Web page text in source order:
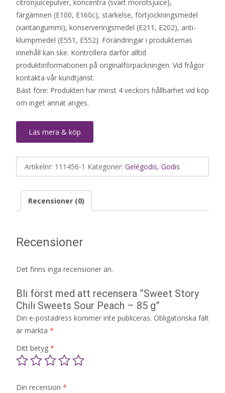
citronjuicepulver, koncentra (svart morotsjuice),
färgämnen (E100, E160c), stärkelse, förtjockningsmedel
(xantangummi), konserveringsmedel (E211, E202), anti-
klumpmedel (E551, E552). Förändringar i produkternas
innehåll kan ske. Kontrollera därför alltid
produktinformationen på originalförpackningen. Vid frågor
kontakta vår kundtjänst.
Bäst före: Produkten har minst 4 veckors hållbarhet vid köp
om inget annat anges.
Läs mera & köp
Artikelnr: 111456-1 Kategorier: Gelégodis, Godis
Recensioner (0)
Recensioner
Det finns inga recensioner än.
Bli först med att recensera ”Sweet Story
Chili Sweets Sour Peach – 85 g”
Din e-postadress kommer inte publiceras. Obligatoriska fält
är märkta *
Ditt betyg *
Din recension *